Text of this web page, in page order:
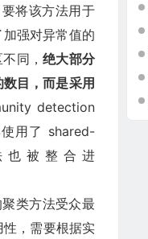
要将该方法用于
强对异常值的
同，绝大部分
目，而是采用
detection
用了 shared-
也被整合进
类方法受众最
，需要根据实